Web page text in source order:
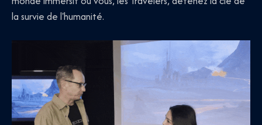
la survie de l'humanité.